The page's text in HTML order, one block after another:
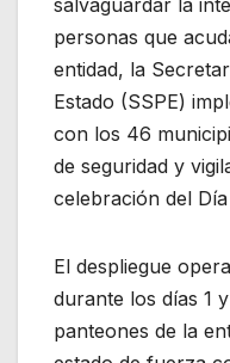
personas que
entidad, la
Estado (SSPE)
con los 46
de seguridad y
celebración del
El despliegue
durante los días 1
panteones de la